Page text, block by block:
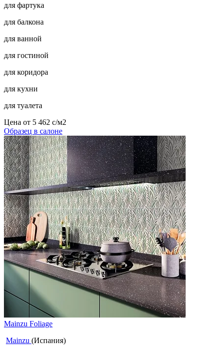
для фартука
для балкона
для ванной
для гостиной
для коридора
для кухни
для туалета
Цена от 5 462 c/м2
Образец в салоне
Mainzu Foliage
Mainzu (Испания)